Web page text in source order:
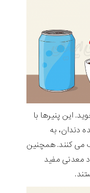
این پنیرها با
دندان، به
می کنند. همچنین
معدنی مفید